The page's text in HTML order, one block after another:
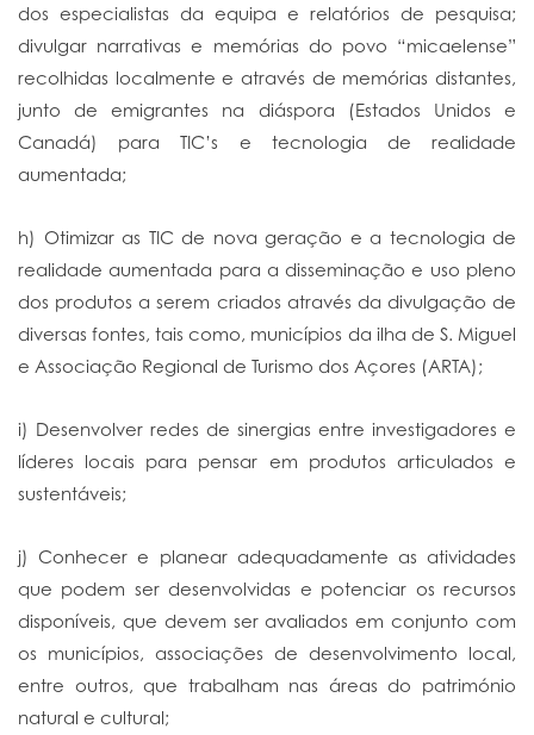
dos especialistas da equipa e relatórios de pesquisa;
divulgar narrativas e memórias do povo “micaelense”
recolhidas localmente e através de memórias distantes,
junto de emigrantes na diáspora (Estados Unidos e
Canadá) para TIC’s e tecnologia de realidade
aumentada;
h) Otimizar as TIC de nova geração e a tecnologia de
realidade aumentada para a disseminação e uso pleno
dos produtos a serem criados através da divulgação de
diversas fontes, tais como, municípios da ilha de S. Miguel
e Associação Regional de Turismo dos Açores (ARTA);
i) Desenvolver redes de sinergias entre investigadores e
líderes locais para pensar em produtos articulados e
sustentáveis;
j) Conhecer e planear adequadamente as atividades
que podem ser desenvolvidas e potenciar os recursos
disponíveis, que devem ser avaliados em conjunto com
os municípios, associações de desenvolvimento local,
entre outros, que trabalham nas áreas do património
natural e cultural;